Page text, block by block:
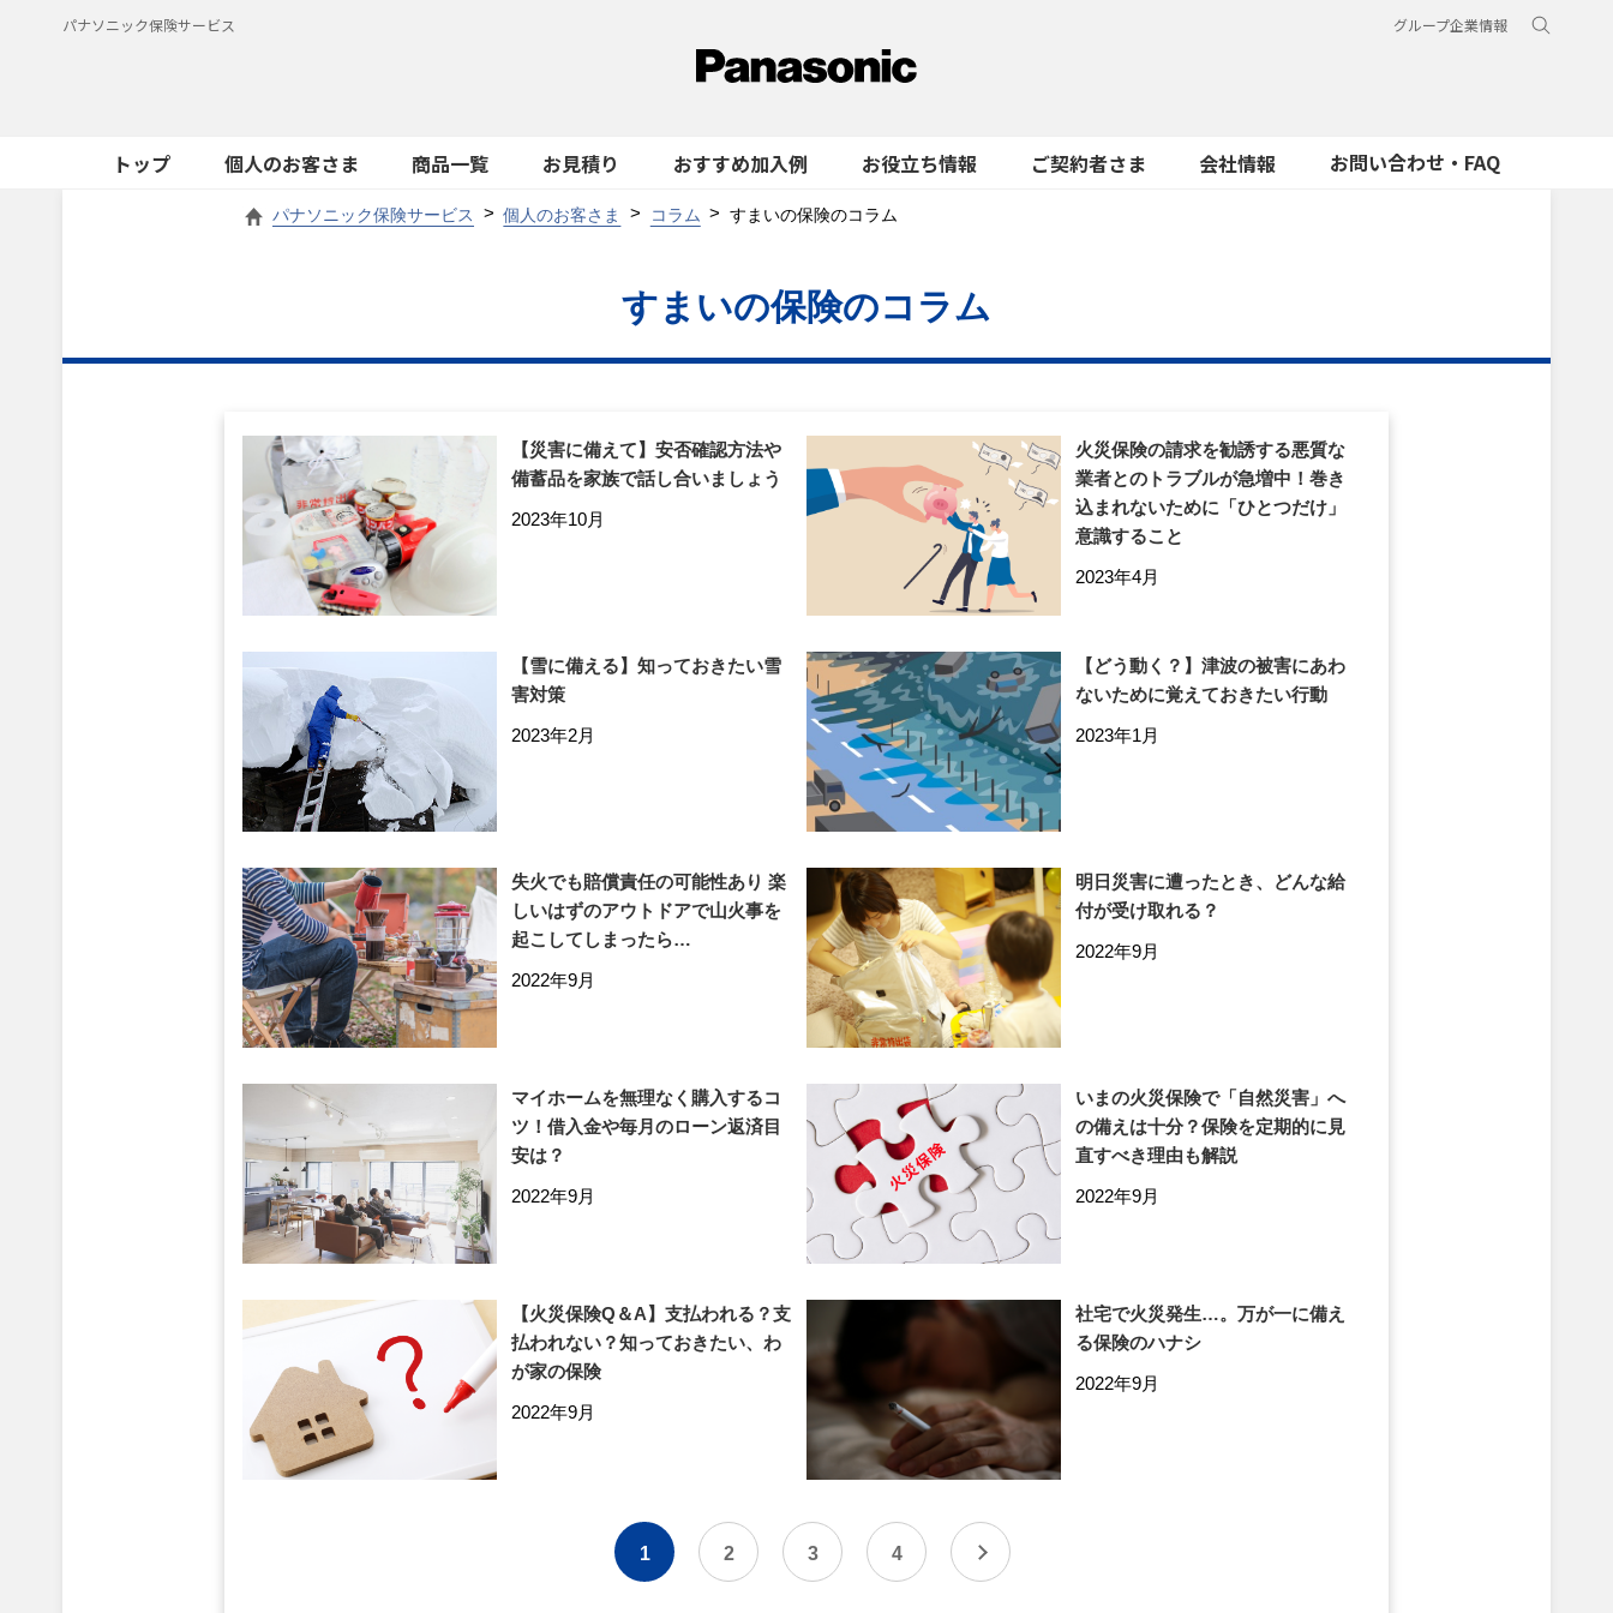
パナソニック保険サービス グループ企業情報
トップ 個人のお客さま 商品一覧 お見積り おすすめ加入例 お役立ち情報 ご契約者さま 会社情報 お問い合わせ・FAQ
パナソニック保険サービス 個人のお客さま コラム すまいの保険のコラム
すまいの保険のコラム
【災害に備えて】安否確認方法や
備蓄品を家族で話し合いましょう
2023年10月
火災保険の請求を勧誘する悪質な
業者とのトラブルが急増中！巻き
込まれないために「ひとつだけ」
意識すること
2023年4月
【雪に備える】知っておきたい雪
害対策
2023年2月
【どう動く？】津波の被害にあわ
ないために覚えておきたい行動
2023年1月
失火でも賠償責任の可能性あり 楽
しいはずのアウトドアで山火事を
起こしてしまったら…
2022年9月
明日災害に遭ったとき、どんな給
付が受け取れる？
2022年9月
マイホームを無理なく購入するコ
ツ！借入金や毎月のローン返済目
安は？
2022年9月
いまの火災保険で「自然災害」へ
の備えは十分？保険を定期的に見
直すべき理由も解説
2022年9月
【火災保険Q＆A】支払われる？支
払われない？知っておきたい、わ
が家の保険
2022年9月
社宅で火災発生…。万が一に備え
る保険のハナシ
2022年9月
1 2 3 4